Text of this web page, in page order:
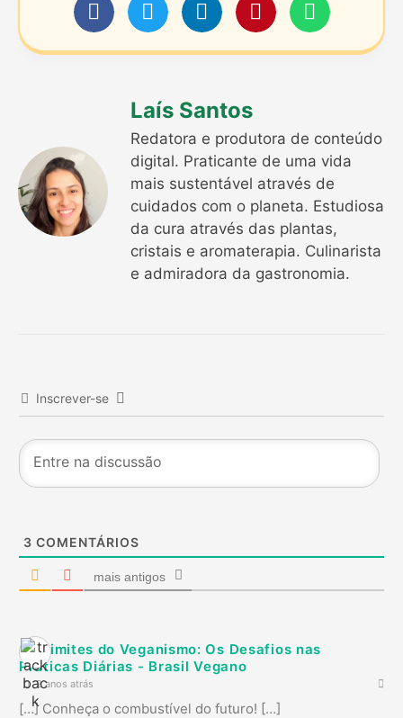
Laís Santos
Redatora e produtora de conteúdo
digital. Praticante de uma vida
mais sustentável através de
cuidados com o planeta. Estudiosa
da cura através das plantas,
cristais e aromaterapia. Culinarista
e admiradora da gastronomia.
Inscrever-se
3 COMENTÁRIOS
mais antigos
Os Limites do Veganismo: Os Desafios nas
Práticas Diárias - Brasil Vegano
2 anos atrás
[…] Conheça o combustível do futuro! […]